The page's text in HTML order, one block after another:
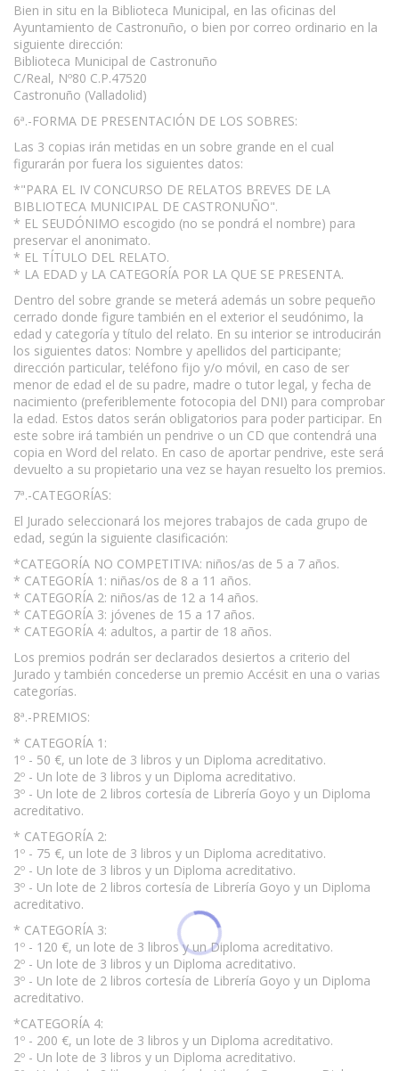
Bien in situ en la Biblioteca Municipal, en las oficinas del
Ayuntamiento de Castronuño, o bien por correo ordinario en la
siguiente dirección:
Biblioteca Municipal de Castronuño
C/Real, Nº80 C.P.47520
Castronuño (Valladolid)
6ª.-FORMA DE PRESENTACIÓN DE LOS SOBRES:
Las 3 copias irán metidas en un sobre grande en el cual
figurarán por fuera los siguientes datos:
*"PARA EL IV CONCURSO DE RELATOS BREVES DE LA
BIBLIOTECA MUNICIPAL DE CASTRONUÑO".
* EL SEUDÓNIMO escogido (no se pondrá el nombre) para
preservar el anonimato.
* EL TÍTULO DEL RELATO.
* LA EDAD y LA CATEGORÍA POR LA QUE SE PRESENTA.
Dentro del sobre grande se meterá además un sobre pequeño
cerrado donde figure también en el exterior el seudónimo, la
edad y categoría y título del relato. En su interior se introducirán
los siguientes datos: Nombre y apellidos del participante;
dirección particular, teléfono fijo y/o móvil, en caso de ser
menor de edad el de su padre, madre o tutor legal, y fecha de
nacimiento (preferiblemente fotocopia del DNI) para comprobar
la edad. Estos datos serán obligatorios para poder participar. En
este sobre irá también un pendrive o un CD que contendrá una
copia en Word del relato. En caso de aportar pendrive, este será
devuelto a su propietario una vez se hayan resuelto los premios.
7ª.-CATEGORÍAS:
El Jurado seleccionará los mejores trabajos de cada grupo de
edad, según la siguiente clasificación:
*CATEGORÍA NO COMPETITIVA: niños/as de 5 a 7 años.
* CATEGORÍA 1: niñas/os de 8 a 11 años.
* CATEGORÍA 2: niños/as de 12 a 14 años.
* CATEGORÍA 3: jóvenes de 15 a 17 años.
* CATEGORÍA 4: adultos, a partir de 18 años.
Los premios podrán ser declarados desiertos a criterio del
Jurado y también concederse un premio Accésit en una o varias
categorías.
8ª.-PREMIOS:
* CATEGORÍA 1:
1º - 50 €, un lote de 3 libros y un Diploma acreditativo.
2º - Un lote de 3 libros y un Diploma acreditativo.
3º - Un lote de 2 libros cortesía de Librería Goyo y un Diploma
acreditativo.
* CATEGORÍA 2:
1º - 75 €, un lote de 3 libros y un Diploma acreditativo.
2º - Un lote de 3 libros y un Diploma acreditativo.
3º - Un lote de 2 libros cortesía de Librería Goyo y un Diploma
acreditativo.
* CATEGORÍA 3:
1º - 120 €, un lote de 3 libros y un Diploma acreditativo.
2º - Un lote de 3 libros y un Diploma acreditativo.
3º - Un lote de 2 libros cortesía de Librería Goyo y un Diploma
acreditativo.
*CATEGORÍA 4:
1º - 200 €, un lote de 3 libros y un Diploma acreditativo.
2º - Un lote de 3 libros y un Diploma acreditativo.